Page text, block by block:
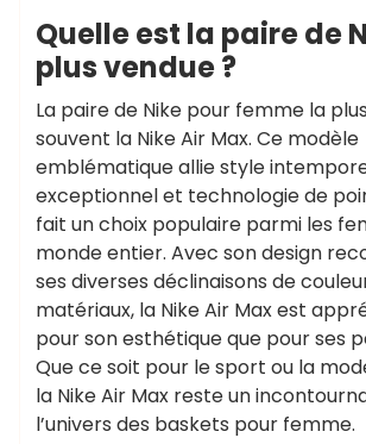
Quelle est la paire de
plus vendue ?
La paire de Nike pour femme la
souvent la Nike Air Max. Ce modèle
emblématique allie style
exceptionnel et technologie de
fait un choix populaire parmi les
monde entier. Avec son design
ses diverses déclinaisons de
matériaux, la Nike Air Max est
pour son esthétique que pour ses
Que ce soit pour le sport ou la
la Nike Air Max reste un
l’univers des baskets pour femme.